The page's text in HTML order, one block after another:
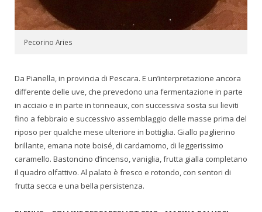
Pecorino Aries
Da Pianella, in provincia di Pescara. E un’interpretazione ancora
differente delle uve, che prevedono una fermentazione in parte
in acciaio e in parte in tonneaux, con successiva sosta sui lieviti
fino a febbraio e successivo assemblaggio delle masse prima del
riposo per qualche mese ulteriore in bottiglia. Giallo paglierino
brillante, emana note boisé, di cardamomo, di leggerissimo
caramello. Bastoncino d’incenso, vaniglia, frutta gialla completano
il quadro olfattivo. Al palato è fresco e rotondo, con sentori di
frutta secca e una bella persistenza.